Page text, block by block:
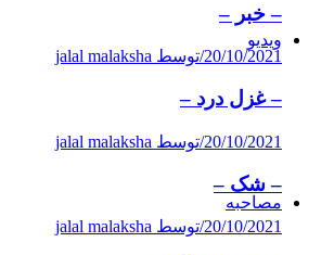
ویدیو
مصاحبه‌
– خبر –
20/10/2021
/توسط jalal malaksha
– غزل درد –
20/10/2021
/توسط jalal malaksha
– شک –
20/10/2021
/توسط jalal malaksha